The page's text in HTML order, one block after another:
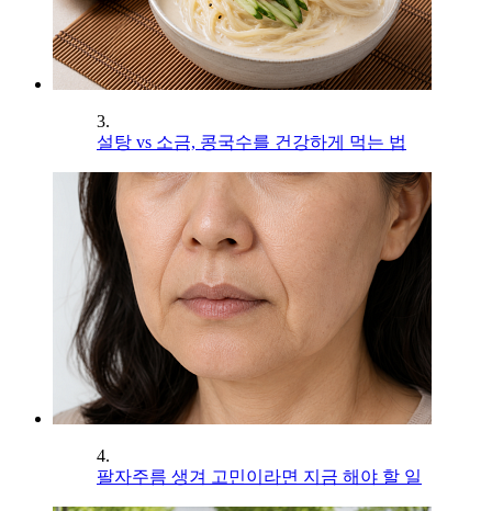
3.
설탕 vs 소금, 콩국수를 건강하게 먹는 법
4.
팔자주름 생겨 고민이라면 지금 해야 할 일